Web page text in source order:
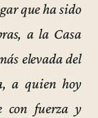
que ha sido
a la Casa
elevada del
a quien hoy
con fuerza y